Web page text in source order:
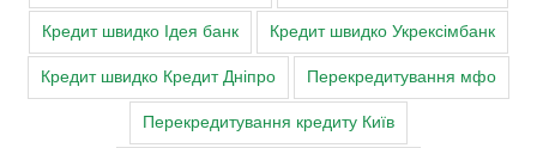
Кредит швидко Ідея банк Кредит швидко Укрексімбанк
Кредит швидко Кредит Дніпро Перекредитування мфо
Перекредитування кредиту Київ